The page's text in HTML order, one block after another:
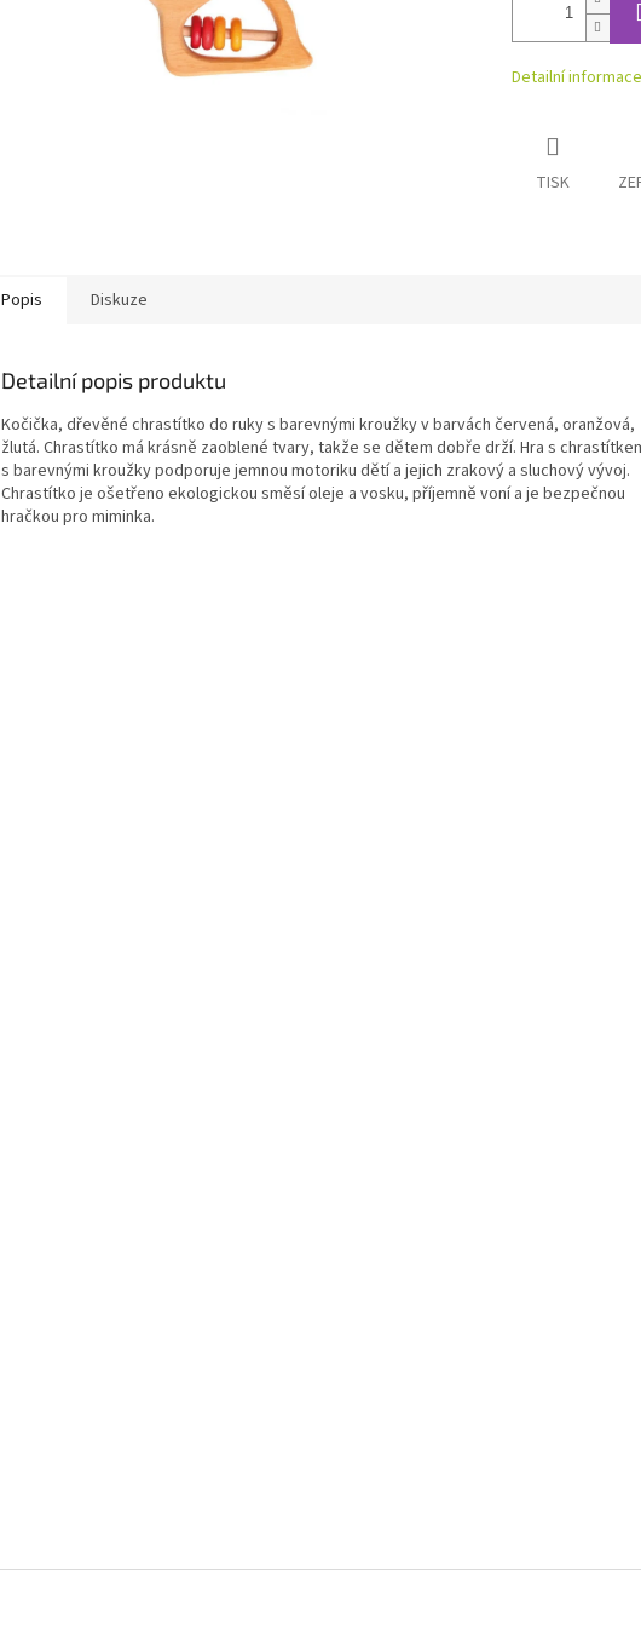
Detailní informace
TISK
Popis Diskuze
Detailní popis produktu
Kočička, dřevěné chrastítko do ruky s barevnými kroužky v barvách červená, oranžová,
žlutá. Chrastítko má krásně zaoblené tvary, takže se dětem dobře drží. Hra s
s barevnými kroužky podporuje jemnou motoriku dětí a jejich zrakový a sluchový vývoj.
Chrastítko je ošetřeno ekologickou směsí oleje a vosku, příjemně voní a je bezpečnou
hračkou pro miminka.